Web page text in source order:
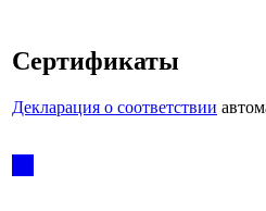
Сертификаты
Декларация о соответствии